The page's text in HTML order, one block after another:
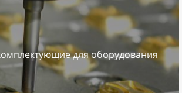
для оборудования